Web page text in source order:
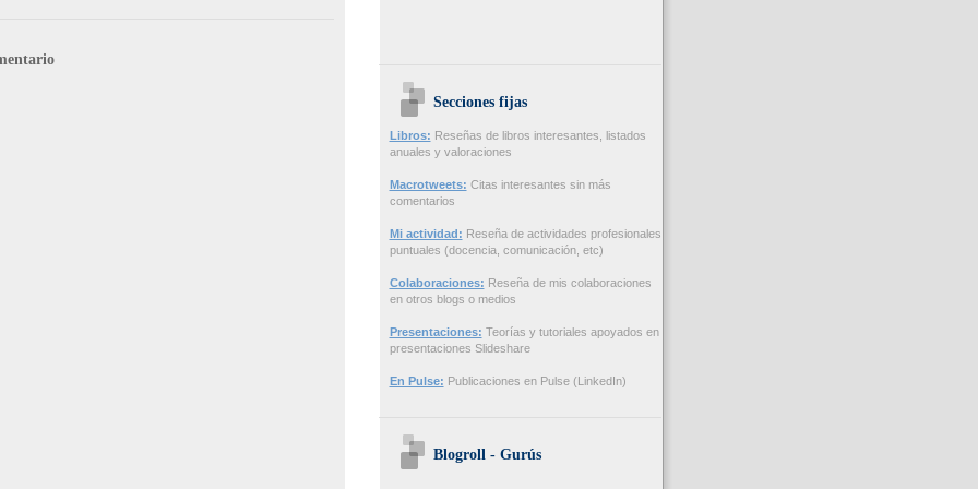
Secciones fijas
Libros: Reseñas de libros interesantes, listados
anuales y valoraciones
Macrotweets: Citas interesantes sin más
comentarios
Mi actividad: Reseña de actividades profesionales
puntuales (docencia, comunicación, etc)
Colaboraciones: Reseña de mis colaboraciones
en otros blogs o medios
Presentaciones: Teorías y tutoriales apoyados en
presentaciones Slideshare
En Pulse: Publicaciones en Pulse (LinkedIn)
Blogroll - Gurús